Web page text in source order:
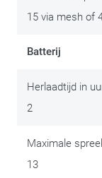
Tot 13 uur
15 via mesh of
Batterij
Herlaadtijd in
2
Maximale
13